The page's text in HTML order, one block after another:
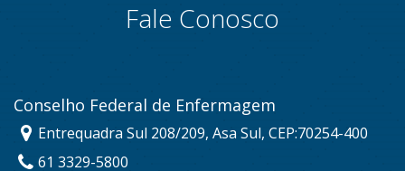
Fale Conosco
Conselho Federal de Enfermagem
Entrequadra Sul 208/209, Asa Sul, CEP:70254-400
61 3329-5800